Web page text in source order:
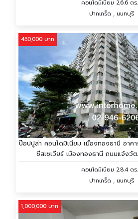
คอนโดมิเนียม 26.6 ตร
ปากเกร็ด , นนทบุรี
450,000 บาท
ป๊อปปูล่า คอนโดมิเนียม เมืองทองธานี อาค
ซีสเซเวียร์ เมืองทองธานี ถนนแจ้ง
คอนโดมิเนียม 28.4 ตร
ปากเกร็ด , นนทบุรี
1,000,000 บาท